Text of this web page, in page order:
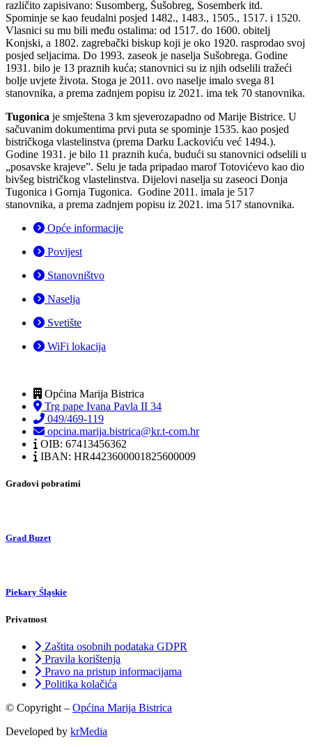
različito zapisivano: Susomberg, Šušobreg, Sosemberk itd.
Spominje se kao feudalni posjed 1482., 1483., 1505., 1517. i 1520.
Vlasnici su mu bili među ostali­ma: od 1517. do 1600. obitelj
Konjski, a 1802. zagrebački biskup koji je oko 1920. rasprodao svoj
posjed seljacima. Do 1993. zaseok je naselja Sušobrega. Godine
1931. bilo je 13 praznih kuća; stanovnici su iz njih odselili tra­žeći
bolje uvjete života. Stoga je 2011. ovo naselje imalo svega 81
stanovni­ka, a prema zadnjem popisu iz 2021. ima tek 70 stanovnika.
Tugonica je smještena 3 km sjeverozapadno od Marije Bistrice. U
sa­čuvanim dokumentima prvi puta se spominje 1535. kao posjed
bistričko­ga vlastelinstva (prema Darku Lackoviću već 1494.).
Godine 1931. je bilo 11 praznih kuća, budući su stanovnici odselili u
„posavske krajeve”. Selu je tada pripadao marof Totovićevo kao dio
bivšeg bistričkog vlastelinstva. Dijelovi naselja su zaseoci Donja
Tugonica i Gornja Tugonica. Godine 2011. imala je 517
stanovnika, a prema zadnjem popisu iz 2021. ima 517 stanovnika. ­
Opće informacije
Povijest
Stanovništvo
Naselja
Svetište
WiFi lokacija
Općina Marija Bistrica
Trg pape Ivana Pavla II 34
049/469-119
opcina.marija.bistrica@kr.t-com.hr
OIB: 67413456362
IBAN: HR4423600001825600009
Gradovi pobratimi
Grad Buzet
Piekary Śląskie
Privatnost
Zaštita osobnih podataka GDPR
Pravila korištenja
Pravo na pristup informacijama
Politika kolačića
© Copyright – Općina Marija Bistrica
Developed by krMedia